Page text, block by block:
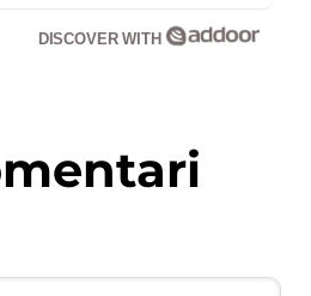
DISCOVER WITH